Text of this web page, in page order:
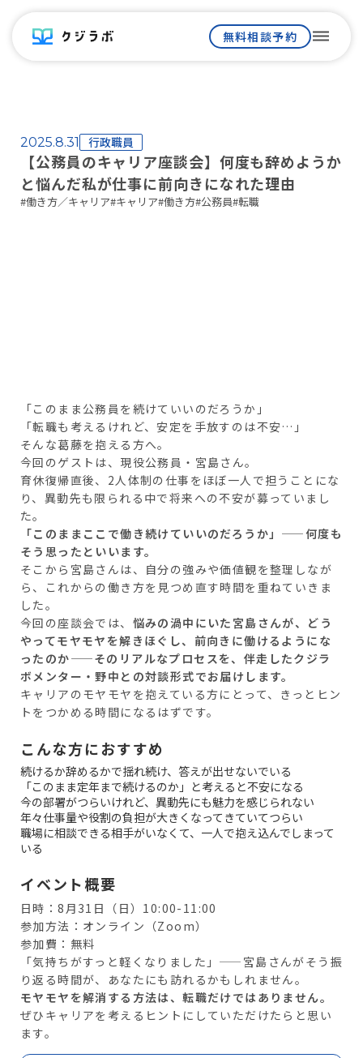
2025.8.31 行政職員
【公務員のキャリア座談会】何度も辞めようか
と悩んだ私が仕事に前向きになれた理由
#働き方／キャリア#キャリア#働き方#公務員#転職
「このまま公務員を続けていいのだろうか」
「転職も考えるけれど、安定を手放すのは不安…」
そんな葛藤を抱える方へ。
今回のゲストは、現役公務員・宮島さん。
育休復帰直後、2人体制の仕事をほぼ一人で担うことにな
り、異動先も限られる中で将来への不安が募っていまし
た。
「このままここで働き続けていいのだろうか」——何度も
そう思ったといいます。
そこから宮島さんは、自分の強みや価値観を整理しなが
ら、これからの働き方を見つめ直す時間を重ねていきま
した。
今回の座談会では、 悩みの渦中にいた宮島さんが、どう
やってモヤモヤを解きほぐし、前向きに働けるようにな
ったのか——そのリアルなプロセスを、伴走したクジラ
ボメンター・野中との対談形式でお届けします。
キャリアのモヤモヤを抱えている方にとって、きっとヒン
トをつかめる時間になるはずです。
こんな方におすすめ
続けるか辞めるかで揺れ続け、答えが出せないでいる
「このまま定年まで続けるのか」と考えると不安になる
今の部署がつらいけれど、異動先にも魅力を感じられない
年々仕事量や役割の負担が大きくなってきていてつらい
職場に相談できる相手がいなくて、一人で抱え込んでしまって
いる
イベント概要
日時：8月31日（日）10:00-11:00
参加方法：オンライン（Zoom）
参加費：無料
「気持ちがすっと軽くなりました」——宮島さんがそう振
り返る時間が、あなたにも訪れるかもしれません。
モヤモヤを解消する方法は、転職だけではありません。
ぜひキャリアを考えるヒントにしていただけたらと思い
ます。
無料相談予約 dehaze